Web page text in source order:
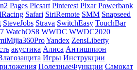
Pages Picsart Pinterest Pixar Powerbank
Safari SiriRemote SMM Snapseed
SteveJobs Strava SwitchEasy TouchBar
WatchOS8 WWDC WWDC2020
Yandex ZensLiberty
акустика Алиса Антишпион
Игры Инструкции
ПолезныеФункции Самокат